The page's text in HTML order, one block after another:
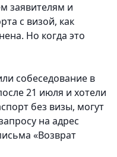
заявителям и
с визой, как
Но когда это
собеседование в
21 июля и хотели
без визы, могут
на адрес
«Возврат